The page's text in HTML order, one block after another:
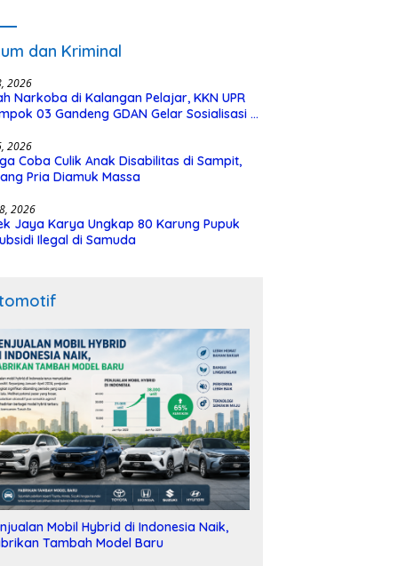
dan Kriminal
2026
Narkoba di Kalangan Pelajar, KKN UPR
03 Gandeng GDAN Gelar Sosialisasi di
2026
Coba Culik Anak Disabilitas di Sampit,
Pria Diamuk Massa
2026
Jaya Karya Ungkap 80 Karung Pupuk
Ilegal di Samuda
Mobil Hybrid di Indonesia Naik,
Tambah Model Baru